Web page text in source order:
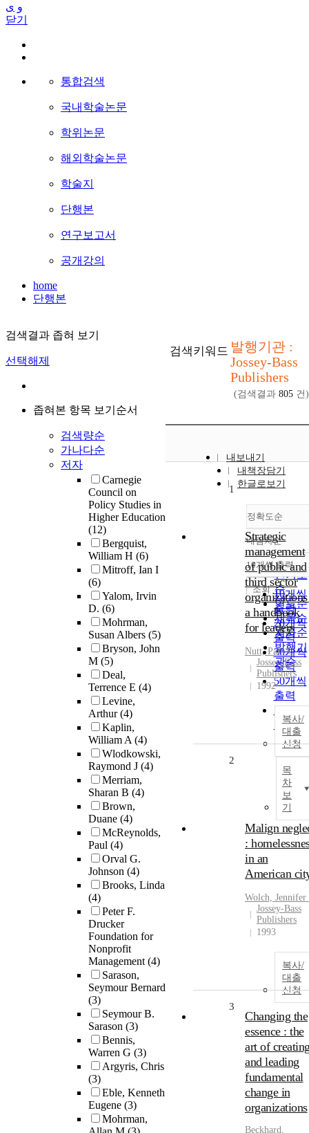
و ی
닫기
통합검색
국내학술논문
학위논문
해외학술논문
학술지
단행본
연구보고서
공개강의
home
단행본
검색결과 좁혀 보기
선택해제
좁혀본 항목 보기순서
검색량순
가나다순
저자
Carnegie
Council on
Policy Studies in
Higher Education
(12)
Bergquist,
William H (6)
Mitroff, Ian I
(6)
Yalom, Irvin
D. (6)
Mohrman,
Susan Albers (5)
Bryson, John
M (5)
Deal,
Terrence E (4)
Levine,
Arthur(4)
Kaplin,
William A(4)
Wlodkowski,
Raymond J (4)
Merriam,
Sharan B (4)
Brown,
Duane (4)
McReynolds,
Paul (4)
Orval G.
Johnson (4)
Brooks, Linda
(4)
Peter F.
Drucker
Foundation for
Nonprofit
Management(4)
Sarason,
Seymour Bernard
(3)
Seymour B.
Sarason (3)
Bennis,
Warren G (3)
Argyris, Chris
(3)
Eble, Kenneth
Eugene (3)
Mohrman,
검색키워드 발행기관 :
Jossey-Bass
Publishers
(검색결과 805 건)
내보내기
내책장담기
한글로보기
정확도순
정확도
순
인기도
순
연도순
제목순
저자순
발행기
관순
내림차순
내림차
10개씩 출력
10개씩
출력
20개씩
출력
30개씩
출력
50개씩
출력
출력
조회
1
Strategic
management
of public and
third sector
a handbook
for leaders
Nutt, Paul C
Jossey-Bass
Publishers
1992
복사/
대출
신청
목
차
보
기
2
Malign
:
in an
American
Wolch, Jennifer
Jossey-Bass
Publishers
1993
복사/
대출
신청
3
Changing the
essence : the
art of
and leading
fundamental
change in
organizations
Beckhard,